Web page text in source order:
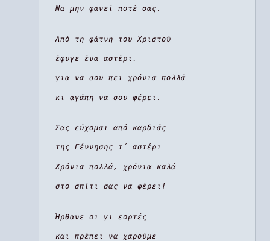
Να μην φανεί ποτέ σας.
Από τη φάτνη του Χριστού
έφυγε ένα αστέρι,
για να σου πει χρόνια πολλά
κι αγάπη να σου φέρει.
Σας εύχομαι από καρδιάς
της Γέννησης τ΄ αστέρι
Χρόνια πολλά, χρόνια καλά
στο σπίτι σας να φέρει!
Ήρθανε οι γι εορτές
και πρέπει να χαρούμε